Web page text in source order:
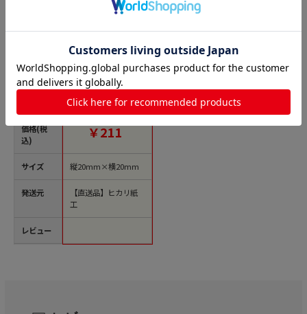
商品名
価格(税
込)
サイズ
発送元
レビュー
ヒカリ紙工 フレーバ
ーシール SMラベル
300枚入 SO-169 日向
夏 1袋（ご注文単位
1袋）【直送品】
￥211
縦20mm×横20mm
【直送品】ヒカリ紙
工